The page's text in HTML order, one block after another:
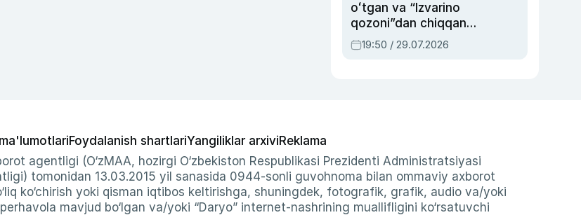
oʻtgan va “Izvarino
qozoni”dan chiqqan
qahramon — Ukraina
armiyasi bosh
19:50 / 29.07.2026
Foydalanish shartlariYangiliklar arxiviReklama
agentligi (O‘zMAA, hozirgi O‘zbekiston Respublikasi Prezidenti Administratsiyasi
tomonidan 13.03.2015 yil sanasida 0944-sonli guvohnoma bilan ommaviy axborot
ko‘chirish yoki qisman iqtibos keltirishga, shuningdek, fotografik, grafik, audio va/yoki
mavjud bo‘lgan va/yoki “Daryo” internet-nashrining muallifligini ko‘rsatuvchi